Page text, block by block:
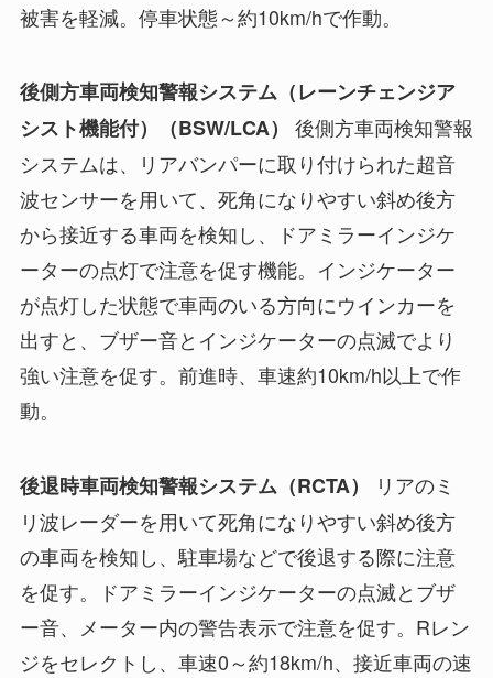
被害を軽減。停車状態～約10km/hで作動。
後側方車両検知警報システム（レーンチェンジア
シスト機能付）（BSW/LCA） 後側方車両検知警報
システムは、リアバンパーに取り付けられた超音
波センサーを用いて、死角になりやすい斜め後方
から接近する車両を検知し、ドアミラーインジケ
ーターの点灯で注意を促す機能。インジケーター
が点灯した状態で車両のいる方向にウインカーを
出すと、ブザー音とインジケーターの点滅でより
強い注意を促す。前進時、車速約10km/h以上で作
動。
後退時車両検知警報システム（RCTA）
リアのミ
リ波レーダーを用いて死角になりやすい斜め後方
の車両を検知し、駐車場などで後退する際に注意
を促す。ドアミラーインジケーターの点滅とブザ
ー音、メーター内の警告表示で注意を促す。Rレン
ジをセレクトし、車速0～約18km/h、接近車両の速